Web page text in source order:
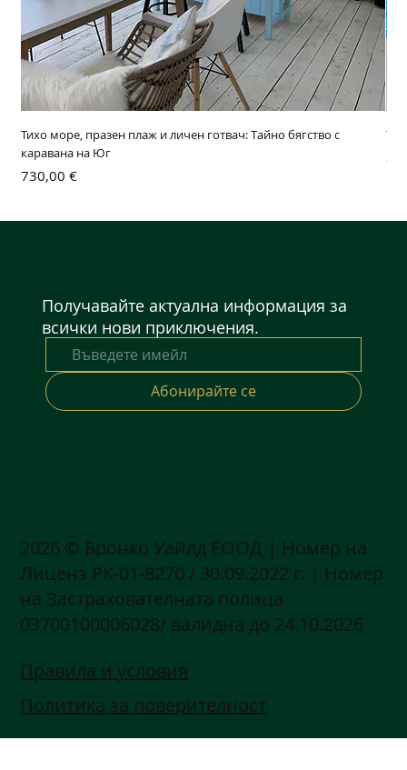
Тихо море, празен плаж и личен готвач: Тайно бягство с
каравана на Юг
Цена
730,00 €
Политика за поверителност
Правила и условия
2026 © Бронко Уайлд ЕООД | Номер на
Лиценз РK-01-8270 / 30.09.2022 г. | Номер
на Застрахователната полица
03700100006028/ валидна до 24.10.2026
Получавайте актуална информация за
всички нови приключения.
Абонирайте се